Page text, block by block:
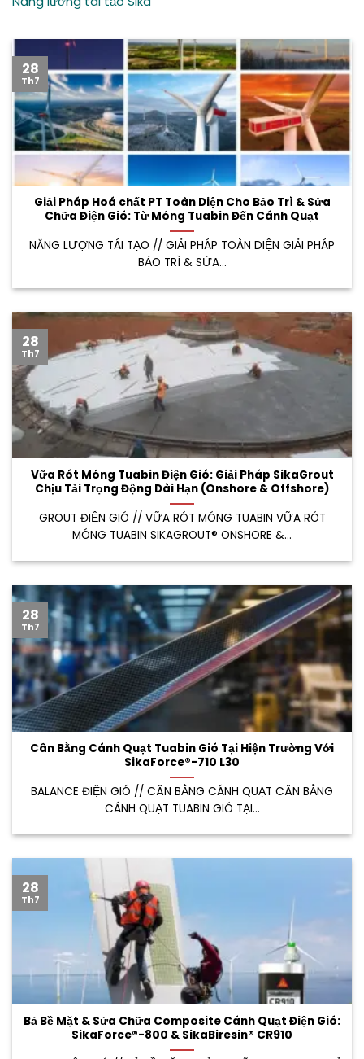
Giải Pháp Hoá chất PT Toàn Diện Cho Bảo Trì & Sửa
Chữa Điện Gió: Từ Móng Tuabin Đến Cánh Quạt
NĂNG LƯỢNG TÁI TẠO // GIẢI PHÁP TOÀN DIỆN GIẢI PHÁP
BẢO TRÌ & SỬA...
28
Th7
Vữa Rót Móng Tuabin Điện Gió: Giải Pháp SikaGrout
Chịu Tải Trọng Động Dài Hạn (Onshore & Offshore)
GROUT ĐIỆN GIÓ // VỮA RÓT MÓNG TUABIN VỮA RÓT
MÓNG TUABIN SIKAGROUT® ONSHORE &...
28
Th7
Cân Bằng Cánh Quạt Tuabin Gió Tại Hiện Trường Với
SikaForce®-710 L30
BALANCE ĐIỆN GIÓ // CÂN BẰNG CÁNH QUẠT CÂN BẰNG
CÁNH QUẠT TUABIN GIÓ TẠI...
28
Th7
Bả Bề Mặt & Sửa Chữa Composite Cánh Quạt Điện Gió:
SikaForce®-800 & SikaBiresin® CR910
28
Th7